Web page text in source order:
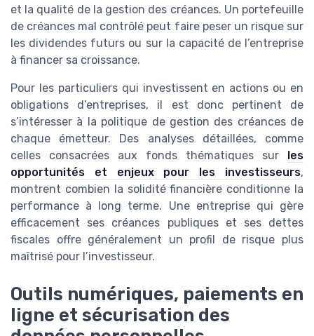
et la qualité de la gestion des créances. Un portefeuille
de créances mal contrôlé peut faire peser un risque sur
les dividendes futurs ou sur la capacité de l’entreprise
à financer sa croissance.
Pour les particuliers qui investissent en actions ou en
obligations d’entreprises, il est donc pertinent de
s’intéresser à la politique de gestion des créances de
chaque émetteur. Des analyses détaillées, comme
celles consacrées aux fonds thématiques sur les
opportunités et enjeux pour les investisseurs,
montrent combien la solidité financière conditionne la
performance à long terme. Une entreprise qui gère
efficacement ses créances publiques et ses dettes
fiscales offre généralement un profil de risque plus
maîtrisé pour l’investisseur.
Outils numériques, paiements en
ligne et sécurisation des